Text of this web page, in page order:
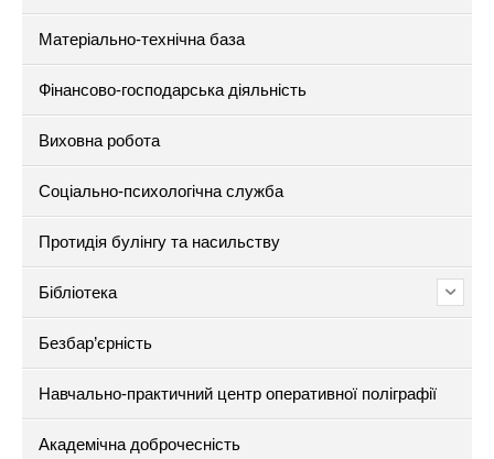
Матеріально-технічна база
Фінансово-господарська діяльність
Виховна робота
Соціально-психологічна служба
Протидія булінгу та насильству
Бібліотека
Безбар’єрність
Навчально-практичний центр оперативної поліграфії
Академічна доброчесність